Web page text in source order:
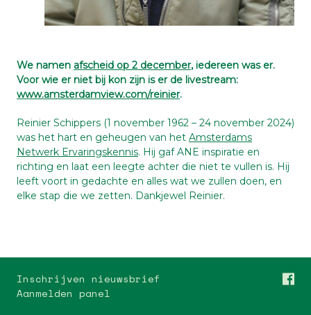
We namen afscheid op 2 december, iedereen was er.
Voor wie er niet bij kon zijn is er de livestream:
www.amsterdamview.com/reinier.
Reinier Schippers (1 november 1962 – 24 november 2024)
was het hart en geheugen van het Amsterdams
Netwerk Ervaringskennis. Hij gaf ANE inspiratie en
richting en laat een leegte achter die niet te vullen is. Hij
leeft voort in gedachte en alles wat we zullen doen, en
elke stap die we zetten. Dankjewel Reinier.
Inschrijven nieuwsbrief
Aanmelden panel